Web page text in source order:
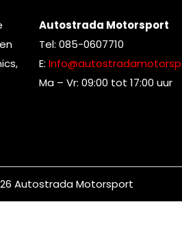
Autostrada Motorsport
Tel: 085-0607710
E:
Ma – Vr: 09:00 tot 17:00 uur
Autostrada Motorsport